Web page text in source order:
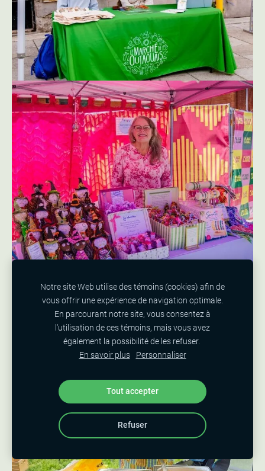
Notre site Web utilise des témoins (cookies) afin de
vous offrir une expérience de navigation optimale.
En parcourant notre site, vous consentez à
l'utilisation de ces témoins, mais vous avez
également la possibilité de les refuser.
En savoir plus
Personnaliser
Tout accepter
Refuser